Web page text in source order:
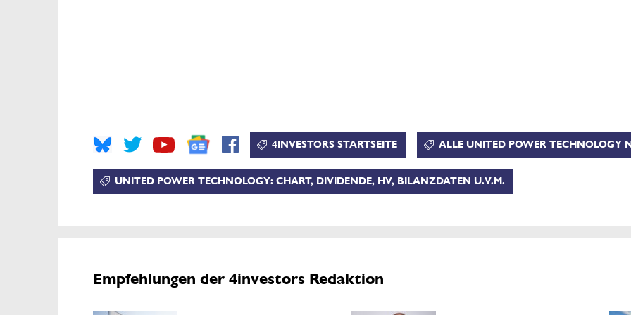
4INVESTORS STARTSEITE ALLE UNITED POWER TECHNOLOGY
UNITED POWER TECHNOLOGY: CHART, DIVIDENDE, HV, BILANZDATEN U.V.M.
Empfehlungen der 4investors Redaktion